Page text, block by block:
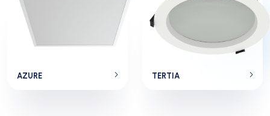
AZURE TERTIA